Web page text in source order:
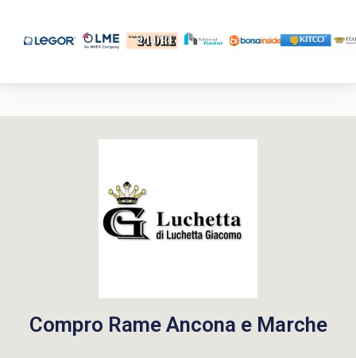
Compro Rame Ancona e Marche